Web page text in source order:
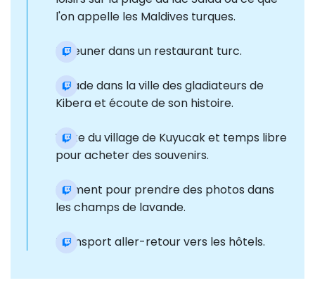
l'on appelle les Maldives turques.
Déjeuner dans un restaurant turc.
Balade dans la ville des gladiateurs de
Kibera et écoute de son histoire.
Visite du village de Kuyucak et temps libre
pour acheter des souvenirs.
Moment pour prendre des photos dans
les champs de lavande.
Transport aller-retour vers les hôtels.